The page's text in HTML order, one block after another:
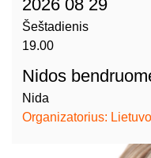
2026 08 29
Šeštadienis
19.00
Nidos
Nida
Organizatorius: